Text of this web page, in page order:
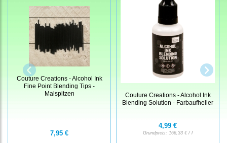
Couture Creations - Alcohol Ink
Fine Point Blending Tips -
Malspitzen
7,95 €
Couture Creations - Alcohol Ink
Blending Solution - Farbaufheller
4,99 €
Grundpreis: 166,33 € / l